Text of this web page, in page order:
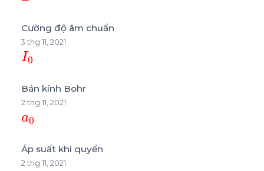
Cường độ âm chuẩn
3 thg 11, 2021
I0
Bán kính Bohr
2 thg 11, 2021
a0
Áp suất khí quyển
2 thg 11, 2021